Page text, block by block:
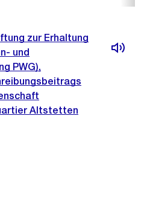
zur Erhaltung
und
PWG),
Altstetten